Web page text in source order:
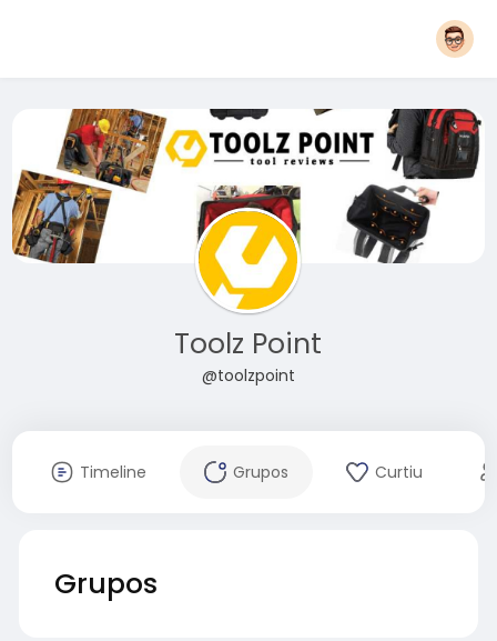
Toolz Point
@toolzpoint
Timeline Grupos Curtiu
Grupos